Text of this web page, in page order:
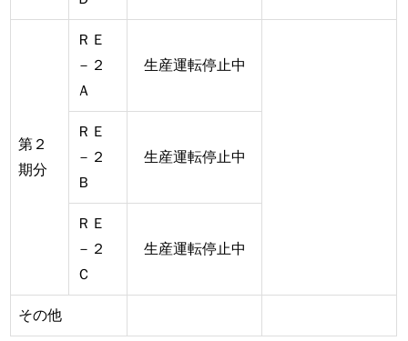
第２
期分
ＲＥ
－２
Ａ
生産運転停止中
ＲＥ
－２
Ｂ
生産運転停止中
ＲＥ
－２
Ｃ
生産運転停止中
その他